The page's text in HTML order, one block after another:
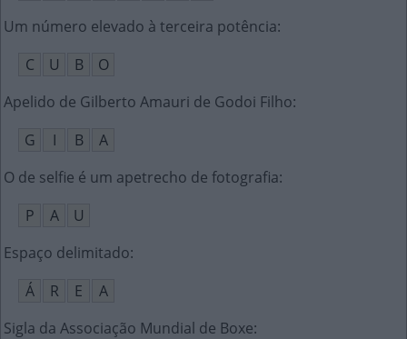
Um número elevado à terceira potência:
C
U B
O
Apelido de Gilberto Amauri de Godoi Filho:
G
I B
A
O de selfie é um apetrecho de fotografia:
P
A
U
Espaço delimitado:
Á
R E
A
Sigla da Associação Mundial de Boxe: